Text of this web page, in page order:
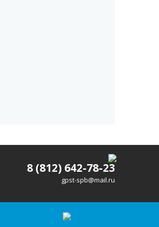
8 (812) 642-78-23
gpst-spb@mail.ru